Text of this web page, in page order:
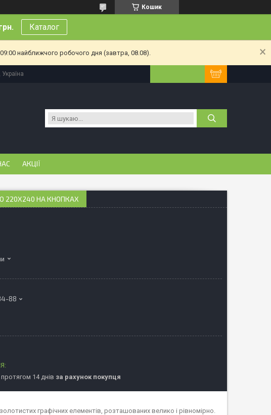
Кошик
Каталог
найближчого робочого дня (завтра, 08.08).
АКЦІЇ
220Х240 НА КНОПКАХ
88
14 днів за рахунок покупця
графічних елементів, розташованих велико і рівномірно.